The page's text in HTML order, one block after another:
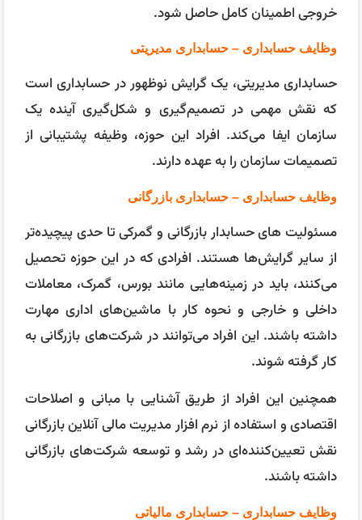
خروجی اطمینان کامل حاصل شود.
وظایف حسابداری – حسابداری مدیریتی
حسابداری مدیریتی، یک گرایش نوظهور در حسابداری است
که نقش مهمی در تصمیم‌گیری و شکل‌گیری آینده یک
سازمان ایفا می‌کند. افراد این حوزه، وظیفه پشتیبانی از
تصمیمات سازمان را به عهده دارند.
وظایف حسابداری – حسابداری بازرگانی
مسئولیت های حسابدار بازرگانی و گمرکی تا حدی پیچیده‌تر
از سایر گرایش‌ها هستند. افرادی که در این حوزه تحصیل
می‌کنند، باید در زمینه‌هایی مانند بورس، گمرک، معاملات
داخلی و خارجی و نحوه کار با ماشین‌های اداری مهارت
داشته باشند. این افراد می‌توانند در شرکت‌های بازرگانی به
کار گرفته شوند.
همچنین این افراد از طریق آشنایی با مبانی و اصلاحات
اقتصادی و استفاده از نرم افزار مدیریت مالی آنلاین بازرگانی
نقش تعیین‌کننده‌ای در رشد و توسعه شرکت‌های بازرگانی
داشته باشند.
وظایف حسابداری – حسابداری مالیاتی